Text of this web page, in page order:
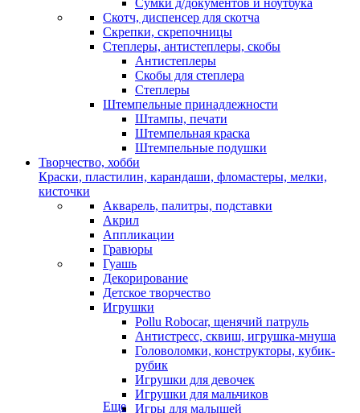
Сумки д/документов и ноутбука
Скотч, диспенсер для скотча
Скрепки, скрепочницы
Степлеры, антистеплеры, скобы
Антистеплеры
Скобы для степлера
Степлеры
Штемпельные принадлежности
Штампы, печати
Штемпельная краска
Штемпельные подушки
Творчество, хобби
Краски, пластилин, карандаши, фломастеры, мелки,
кисточки
Акварель, палитры, подставки
Акрил
Аппликации
Гравюры
Гуашь
Декорирование
Детское творчество
Игрушки
Pollu Robocar, щенячий патруль
Антистресс, сквиш, игрушка-мнуша
Головоломки, конструкторы, кубик-
рубик
Игрушки для девочек
Игрушки для мальчиков
Игры для малышей
Еще